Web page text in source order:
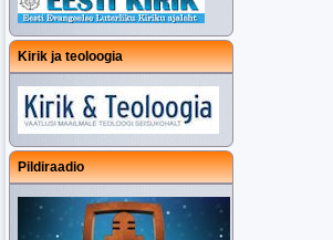
Kirik ja teoloogia
Pildiraadio